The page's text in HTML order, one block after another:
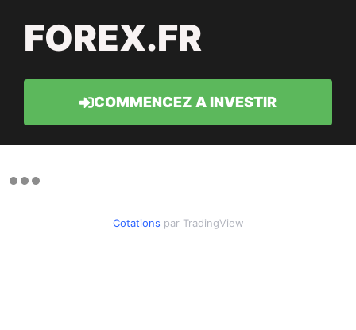
FOREX.FR
COMMENCEZ A INVESTIR
Cotations par TradingView